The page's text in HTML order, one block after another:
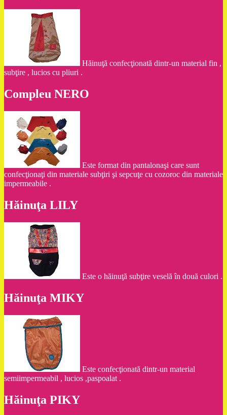
Hăinuţă confecţionată dintr-un material fin ,
subţire , lucios cu pliuri .
Compleu NERO
Este format din pantalonaşi care sunt
confecţionaţi din materiale subţiri şi sepcuţe cu cozoroc din materiale
impermeabile .
Hăinuţa LILY
Este o hăinuţă subţire veselă în două culori .
Hăinuţa MIKY
Este confecţionată dintr-un material
semiimpermeabil , lucios ,paspoalat .
Hăinuţa PIKY